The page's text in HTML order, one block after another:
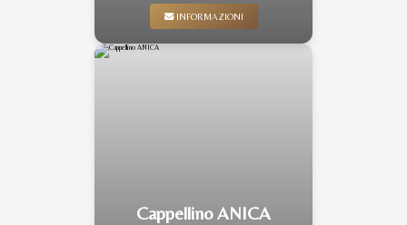
INFORMAZIONI
Cappellino ANICA